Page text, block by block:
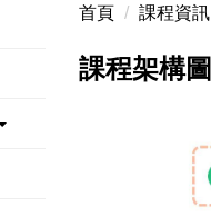
首頁 課程資訊
課程架構圖